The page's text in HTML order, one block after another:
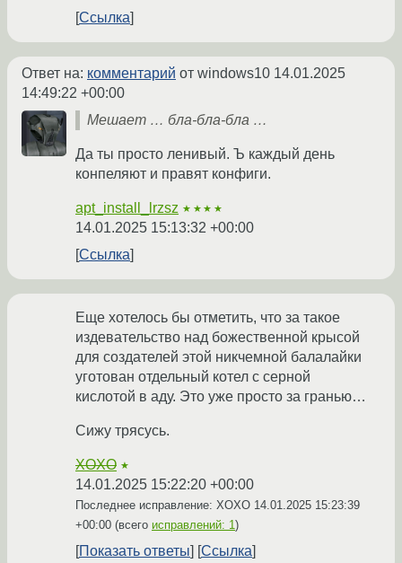
Ссылка
Ответ на: комментарий от windows10 14.01.2025
14:49:22 +00:00
Мешает … бла-бла-бла …
Да ты просто ленивый. Ъ каждый день
конпеляют и правят конфиги.
apt_install_lrzsz ★★★★
14.01.2025 15:13:32 +00:00
Ссылка
Еще хотелось бы отметить, что за такое
издевательство над божественной крысой
для создателей этой никчемной балалайки
уготован отдельный котел с серной
кислотой в аду. Это уже просто за гранью…
Сижу трясусь.
XOXO ★
14.01.2025 15:22:20 +00:00
Последнее исправление: XOXO 14.01.2025 15:23:39
+00:00 (всего исправлений: 1)
Показать ответы Ссылка